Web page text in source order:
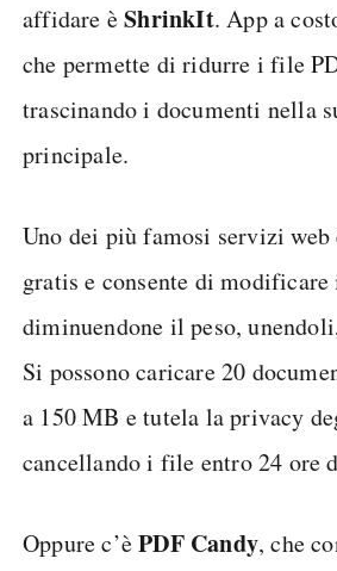
affidare èShrinkIt. App a
che permette di ridurre i file
trascinando i documenti nella
principale.
Uno dei più famosi servizi web
gratis e consente di
diminuendone il peso,
Si possono caricare 20
a 150 MB e tutela la privacy
cancellando i file entro 24 ore
Oppure c’èPDF Candy, che